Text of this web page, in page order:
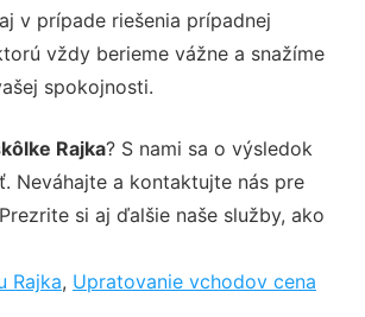
v prípade riešenia prípadnej
vždy berieme vážne a snažíme
spokojnosti.
Rajka? S nami sa o výsledok
Neváhajte a kontaktujte nás pre
si aj ďalšie naše služby, ako
Rajka, Upratovanie vchodov cena